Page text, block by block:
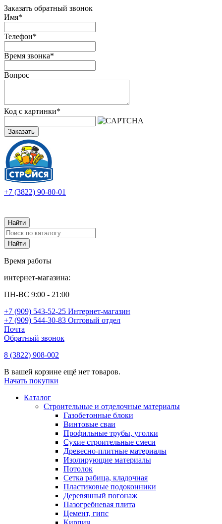
Заказать обратный звонок
Имя*
Телефон*
Время звонка*
Вопрос
Код с картинки*
Заказать
+7 (3822) 90-80-01
Время работы
интернет-магазина:
ПН-ВС 9:00 - 21:00
+7 (909) 543-52-25 Интернет-магазин
+7 (909) 544-30-83 Оптовый отдел
Почта
Обратный звонок
8 (3822) 908-002
В вашей корзине ещё нет товаров.
Начать покупки
Каталог
Строительные и отделочные материалы
Газобетонные блоки
Винтовые сваи
Профильные трубы, уголки
Сухие строительные смеси
Древесно-плитные материалы
Изолирующие материалы
Потолок
Сетка рабица, кладочная
Пластиковые подоконники
Деревянный погонаж
Пазогребневая плита
Цемент, гипс
Кирпич